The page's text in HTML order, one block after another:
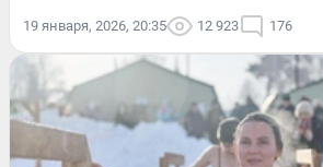
19 января, 2026, 20:35 12 923 176